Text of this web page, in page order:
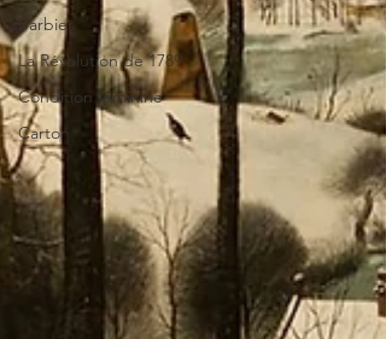
Barbier
La Révolution de 1789
Condition féminine
Carton